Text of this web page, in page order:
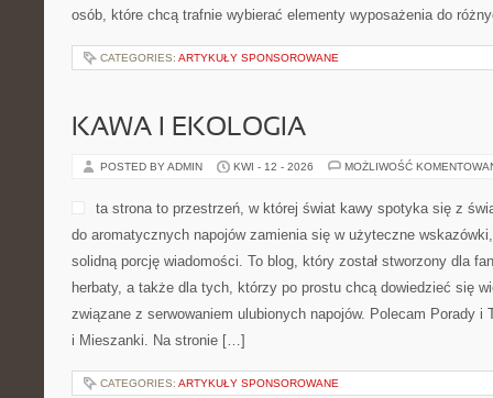
osób, które chcą trafnie wybierać elementy wyposażenia do
CATEGORIES: ARTYKUŁY SPONSOROWANE
KAWA I EKOLOGIA
POSTED BY ADMIN KWI - 12 - 2026 MOŻLIWOŚĆ
ta strona to przestrzeń, w której świat kawy spotyka się z
do aromatycznych napojów zamienia się w użyteczne
solidną porcję wiadomości. To blog, który został stworzony dla
herbaty, a także dla tych, którzy po prostu chcą dowiedzieć się
związane z serwowaniem ulubionych napojów. Polecam Porady i
i Mieszanki. Na stronie […]
CATEGORIES: ARTYKUŁY SPONSOROWANE